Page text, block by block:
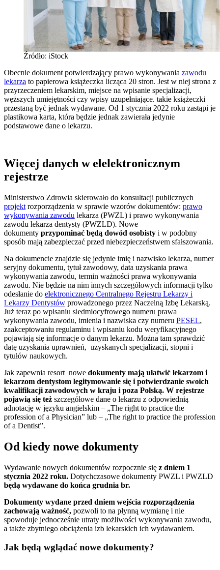
Źródło: iStock
Obecnie dokument potwierdzający prawo wykonywania zawodu
lekarza to papierowa książeczka licząca 20 stron. Jest w niej strona z
przyrzeczeniem lekarskim, miejsce na wpisanie specjalizacji,
węższych umiejętności czy wpisy uzupełniające. takie książeczki
przestaną być jednak wydawane. Od 1 stycznia 2022 roku zastąpi je
plastikowa karta, która będzie jednak zawierała jedynie
podstawowe dane o lekarzu.
Więcej danych w elelektronicznym
rejestrze
Ministerstwo Zdrowia skierowało do konsultacji publicznych
projekt rozporządzenia w sprawie wzorów dokumentów: prawo
wykonywania zawodu lekarza (PWZL) i prawo wykonywania
zawodu lekarza dentysty (PWZLD). Nowe
dokumenty przypominać będą dowód osobisty i w podobny
sposób mają zabezpieczać przed niebezpieczeństwem sfałszowania.
Na dokumencie znajdzie się jedynie imię i nazwisko lekarza, numer
seryjny dokumentu, tytuł zawodowy, data uzyskania prawa
wykonywania zawodu, termin ważności prawa wykonywania
zawodu. Nie będzie na nim innych szczegółowych informacji tylko
odesłanie do elektronicznego Centralnego Rejestru Lekarzy i
Lekarzy Dentystów prowadzonego przez Naczelną Izbę Lekarską.
Już teraz po wpisaniu siedmiocyfrowego numeru prawa
wykonywania zawodu, imienia i nazwiska czy numeru PESEL,
zaakceptowaniu regulaminu i wpisaniu kodu weryfikacyjnego
pojawiają się informacje o danym lekarzu. Można tam sprawdzić
datę uzyskania uprawnień, uzyskanych specjalizacji, stopni i
tytułów naukowych.
Jak zapewnia resort nowe dokumenty mają ułatwić lekarzom i
lekarzom dentystom legitymowanie się i potwierdzanie swoich
kwalifikacji zawodowych w kraju i poza Polską. W rejestrze
pojawią się też szczegółowe dane o lekarzu z odpowiednią
adnotację w języku angielskim – „The right to practice the
profession of a Physician” lub – „The right to practice the profession
of a Dentist”.
Od kiedy nowe dokumenty
Wydawanie nowych dokumentów rozpocznie się z dniem 1
stycznia 2022 roku. Dotychczasowe dokumenty PWZL i PWZLD
będą wydawane do końca grudnia br.
Dokumenty wydane przed dniem wejścia rozporządzenia
zachowają ważność, pozwoli to na płynną wymianę i nie
spowoduje jednocześnie utraty możliwości wykonywania zawodu,
a także zbytniego obciążenia izb lekarskich ich wydawaniem.
Jak będą wglądać nowe dokumenty?